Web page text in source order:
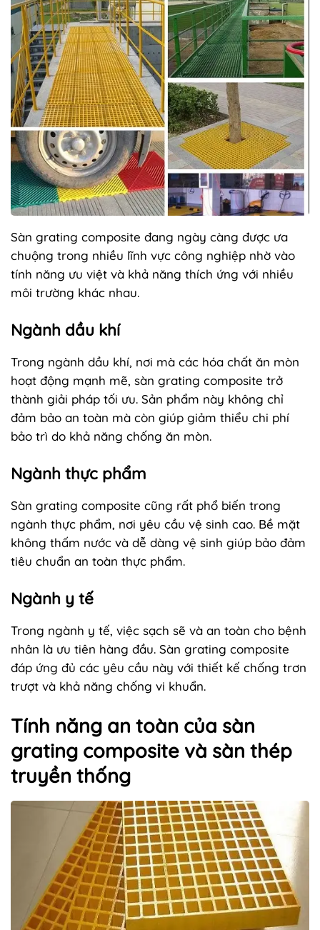
Sàn grating composite đang ngày càng được ưa
chuộng trong nhiều lĩnh vực công nghiệp nhờ vào
tính năng ưu việt và khả năng thích ứng với nhiều
môi trường khác nhau.
Ngành dầu khí
Trong ngành dầu khí, nơi mà các hóa chất ăn mòn
hoạt động mạnh mẽ, sàn grating composite trở
thành giải pháp tối ưu. Sản phẩm này không chỉ
đảm bảo an toàn mà còn giúp giảm thiểu chi phí
bảo trì do khả năng chống ăn mòn.
Ngành thực phẩm
Sàn grating composite cũng rất phổ biến trong
ngành thực phẩm, nơi yêu cầu vệ sinh cao. Bề mặt
không thấm nước và dễ dàng vệ sinh giúp bảo đảm
tiêu chuẩn an toàn thực phẩm.
Ngành y tế
Trong ngành y tế, việc sạch sẽ và an toàn cho bệnh
nhân là ưu tiên hàng đầu. Sàn grating composite
đáp ứng đủ các yêu cầu này với thiết kế chống trơn
trượt và khả năng chống vi khuẩn.
Tính năng an toàn của sàn
grating composite và sàn thép
truyền thống